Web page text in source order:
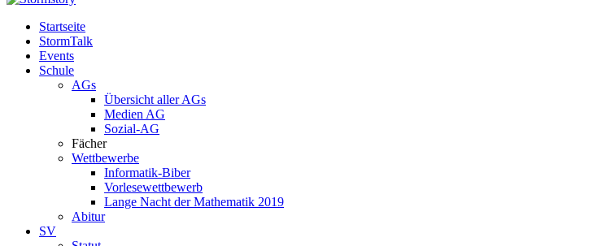
Stormstory
Eure digitale Schülerzeitung
Startseite
StormTalk
Events
Schule
AGs
Übersicht aller AGs
Medien AG
Sozial-AG
Fächer
Wettbewerbe
Informatik-Biber
Vorlesewettbewerb
Lange Nacht der Mathematik 2019
Abitur
SV